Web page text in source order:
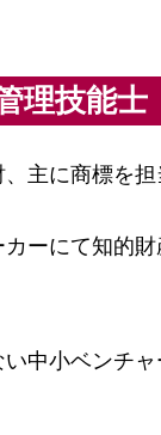
理技能士
主に商標を
ーにて知的
中小ベンチャ